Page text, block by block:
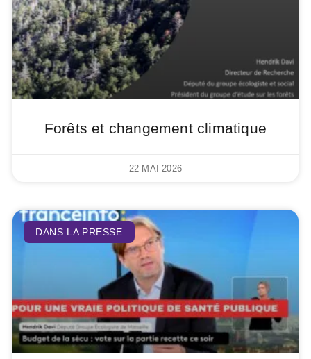
Forêts et changement climatique
22 MAI 2026
DANS LA PRESSE